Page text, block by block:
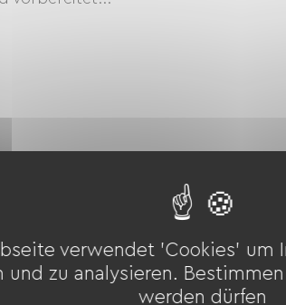
sur-la-Chambre mietenenSavoie
verwendet 'Cookies' um
und zu analysieren.
werden dürfen